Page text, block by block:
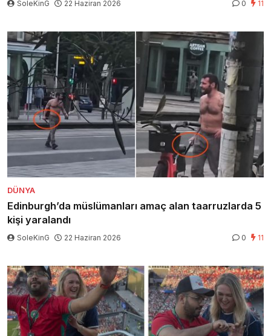
SoleKinG 22 Haziran 2026 0 11
DÜNYA
Edinburgh’da müslümanları amaç alan taarruzlarda 5
kişi yaralandı
SoleKinG 22 Haziran 2026 0 11